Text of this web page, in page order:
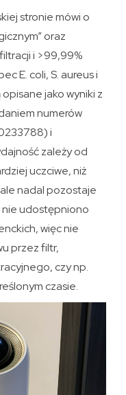
stronie mówi o
oraz
i >99,99%
E. coli, S. aureus i
jako wyniki z
numerów
i
zależy od
uczciwe, niż
nadal pozostaje
udostępniono
więc nie
przez filtr,
czy np.
czasie.